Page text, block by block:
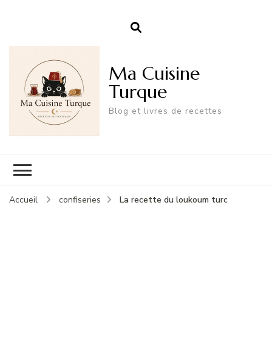
Ma Cuisine
Turque
Blog et livres de recettes
Accueil confiseries La recette du loukoum turc